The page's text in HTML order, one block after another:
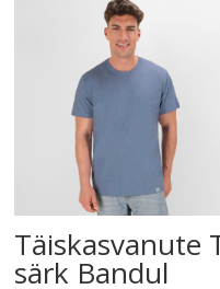
Täiskasvanute
särk Bandul